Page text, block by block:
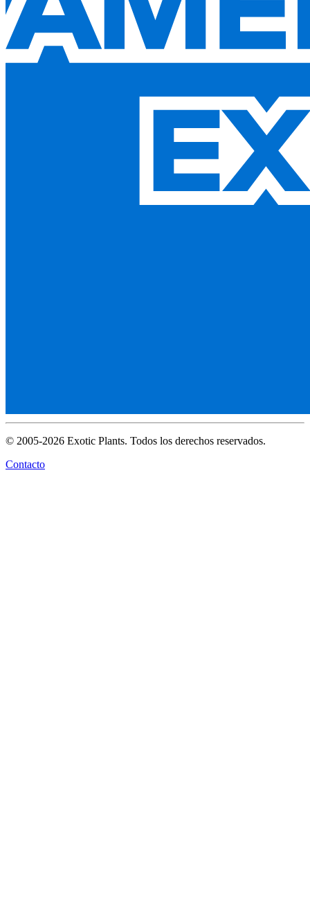
© 2005-2026 Exotic Plants. Todos los derechos reservados.
Contacto